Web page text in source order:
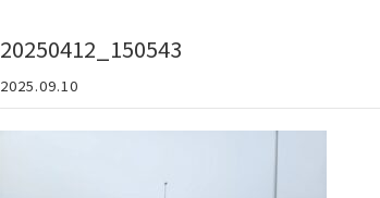
20250412_150543
2025.09.10